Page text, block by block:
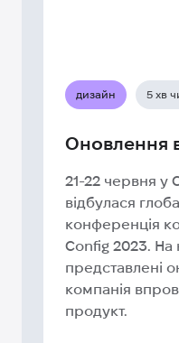
дизайн 5 хв
Оновлення
21-22 червня
відбулася
конференція
Config 2023. На
представлені
компанія
продукт.